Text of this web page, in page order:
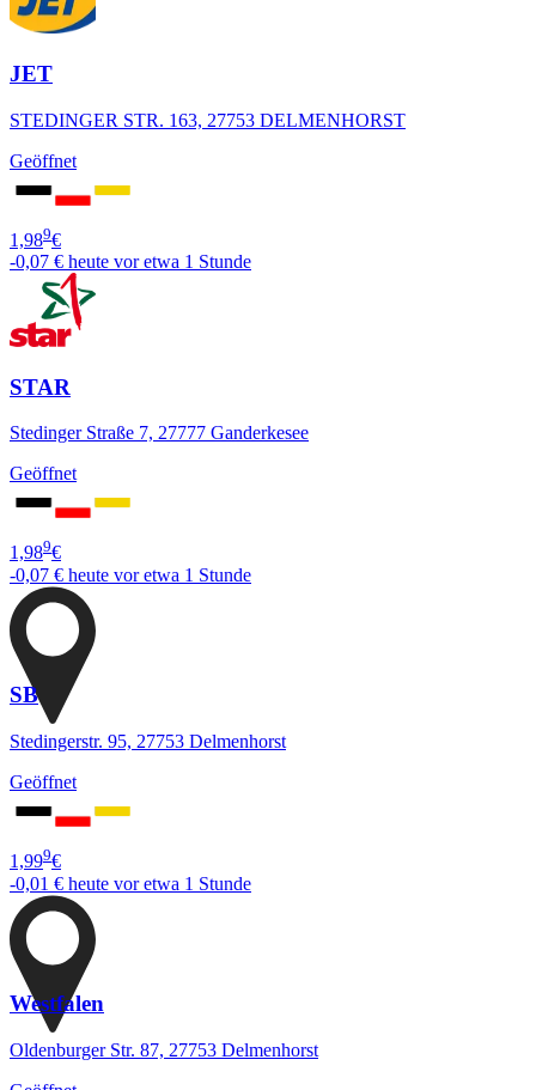
JET
STEDINGER STR. 163, 27753 DELMENHORST
Geöffnet
1,989€
-0,07 € heute vor etwa 1 Stunde
STAR
Stedinger Straße 7, 27777 Ganderkesee
Geöffnet
1,989€
-0,07 € heute vor etwa 1 Stunde
SB
Stedingerstr. 95, 27753 Delmenhorst
Geöffnet
1,999€
-0,01 € heute vor etwa 1 Stunde
Westfalen
Oldenburger Str. 87, 27753 Delmenhorst